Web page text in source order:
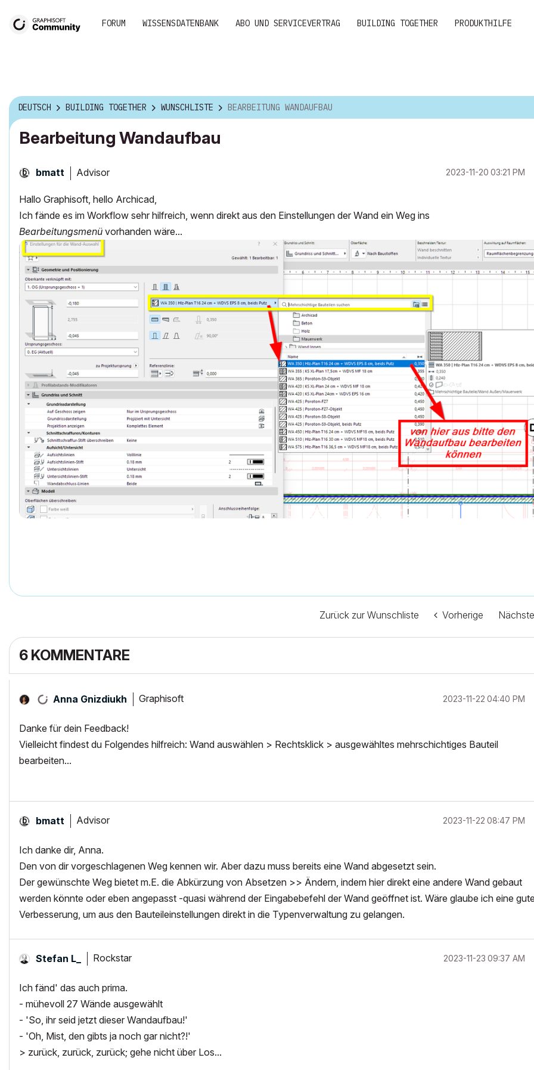
FORUM WISSENSDATENBANK ABO UND SERVICEVERTRAG BUILDING TOGETHER PRODUKTHILFE
DEUTSCH BUILDING TOGETHER WUNSCHLISTE BEARBEITUNG WANDAUFBAU
Bearbeitung Wandaufbau
bmatt Advisor ‎2023-11-20 03:21 PM
Hallo Graphisoft, hello Archicad,
Ich fände es im Workflow sehr hilfreich, wenn direkt aus den Einstellungen der Wand ein Weg ins
Bearbeitungsmenü vorhanden wäre...
Zurück zur Wunschliste Vorherige Nächste
6 KOMMENTARE
Anna Gnizdiukh Graphisoft ‎2023-11-22 04:40 PM
Danke für dein Feedback!
Vielleicht findest du Folgendes hilfreich: Wand auswählen > Rechtsklick > ausgewähltes mehrschichtiges Bauteil
bearbeiten...
bmatt Advisor ‎2023-11-22 08:47 PM
Ich danke dir, Anna.
Den von dir vorgeschlagenen Weg kennen wir. Aber dazu muss bereits eine Wand abgesetzt sein.
Der gewünschte Weg bietet m.E. die Abkürzung von Absetzen >> Ändern, indem hier direkt eine andere Wand gebaut
werden könnte oder eben angepasst -quasi während der Eingabebefehl der Wand geöffnet ist. Wäre glaube ich eine
Verbesserung, um aus den Bauteileinstellungen direkt in die Typenverwaltung zu gelangen.
Stefan L_ Rockstar ‎2023-11-23 09:37 AM
Ich fänd' das auch prima.
- mühevoll 27 Wände ausgewählt
- 'So, ihr seid jetzt dieser Wandaufbau!'
- 'Oh, Mist, den gibts ja noch gar nicht?!'
> zurück, zurück, zurück; gehe nicht über Los...